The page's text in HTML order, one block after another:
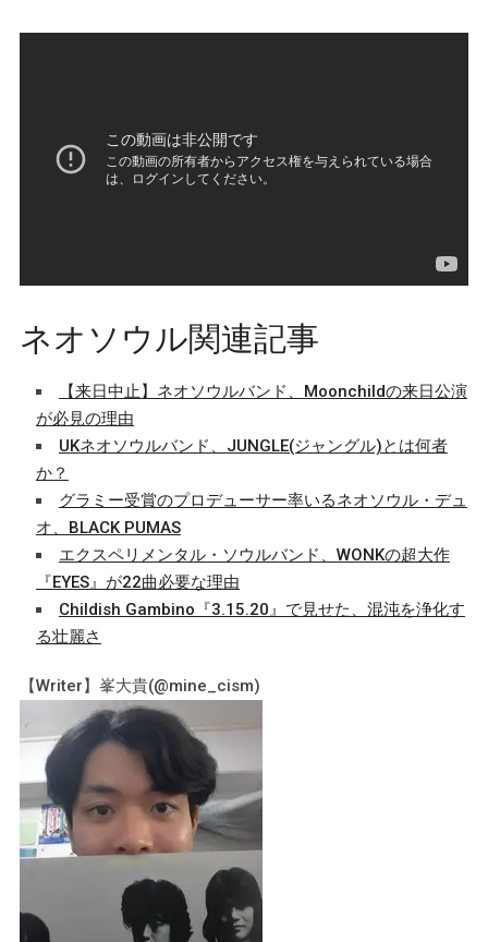
ネオソウル関連記事
【来日中止】ネオソウルバンド、Moonchildの来日公演
が必見の理由
UKネオソウルバンド、JUNGLE(ジャングル)とは何者
か？
グラミー受賞のプロデューサー率いるネオソウル・デュ
オ、BLACK PUMAS
エクスペリメンタル・ソウルバンド、WONKの超大作
『EYES』が22曲必要な理由
Childish Gambino『3.15.20』で見せた、混沌を浄化す
る壮麗さ
【Writer】峯大貴(@mine_cism)